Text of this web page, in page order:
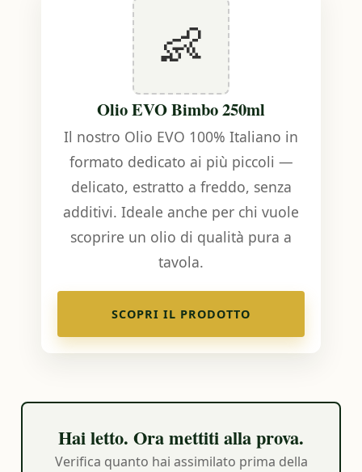
👶
Olio EVO Bimbo 250ml
Il nostro Olio EVO 100% Italiano in
formato dedicato ai più piccoli —
delicato, estratto a freddo, senza
additivi. Ideale anche per chi vuole
scoprire un olio di qualità pura a
tavola.
SCOPRI IL PRODOTTO
Hai letto. Ora mettiti alla prova.
Verifica quanto hai assimilato prima della